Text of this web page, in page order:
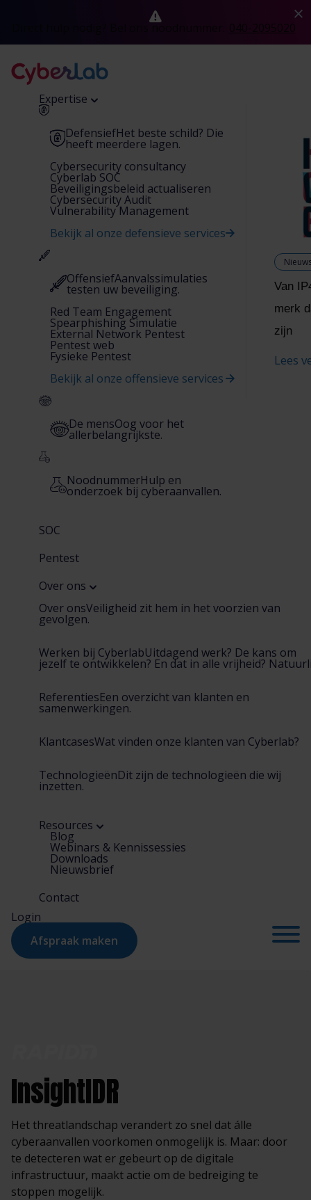
Expertise
DefensiefHet beste schild? Die
heeft meerdere lagen.
Cybersecurity consultancy
Cyberlab SOC
Beveiligingsbeleid actualiseren
Cybersecurity Audit
Vulnerability Management
Bekijk al onze defensieve services
OffensiefAanvalssimulaties
testen uw beveiliging.
Red Team Engagement
Spearphishing Simulatie
External Network Pentest
Pentest web
Fysieke Pentest
Bekijk al onze offensieve services
De mensOog voor het
allerbelangrijkste.
NoodnummerHulp en
onderzoek bij cyberaanvallen.
Van
merk
zijn
Lees
SOC
Pentest
Over ons
Over onsVeiligheid zit hem in het voorzien van
gevolgen.
Werken bij CyberlabUitdagend werk? De kans om
jezelf te ontwikkelen? En dat in alle vrijheid?
ReferentiesEen overzicht van klanten en
samenwerkingen.
KlantcasesWat vinden onze klanten van Cyberlab?
TechnologieënDit zijn de technologieën die wij
inzetten.
Resources
Blog
Webinars & Kennissessies
Downloads
Nieuwsbrief
Contact
Login
Afspraak maken
InsightIDR
Het threatlandschap verandert zo snel dat álle
cyberaanvallen voorkomen onmogelijk is. Maar: door
te detecteren wat er gebeurt op de digitale
infrastructuur, maakt actie om de bedreiging te
stoppen mogelijk.